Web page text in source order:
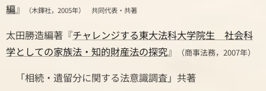
編』 （木鐸社，2005年） 共同代表・共著
太田勝造編著『チャレンジする東大法科大学院生 社会科
学としての家族法・知的財産法の探究』 （商事法務，2007年）
「相続・遺留分に関する法意識調査」共著